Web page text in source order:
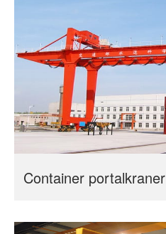
Container portalkraner